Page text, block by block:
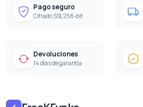
Pago seguro
Cifrado SSL 256-bit
Devoluciones
14 días de garantía